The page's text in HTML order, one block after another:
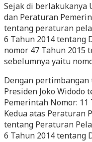
Sejak di berlakukanya
dan Peraturan
tentang peraturan
6 Tahun 2014 tentang
nomor 47 Tahun 2015
sebelumnya yaitu
Dengan pertimbangan
Presiden Joko Widodo
Pemerintah Nomor:
Kedua atas Peraturan
tentang Peraturan
6 Tahun 2014 tentang